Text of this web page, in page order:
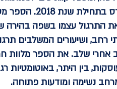
אימון מוחי", אשר
ואת התרגול עצמו בשפה
רחב, ושיעורים המשלבים
אחרי שלב. את הספר
בין היתר,
נשימה ומודעות פתוחה.